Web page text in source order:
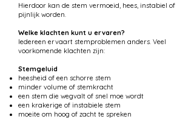
Hierdoor kan de stem vermoeid, hees, instabiel of
pijnlijk worden.
Welke klachten kunt u ervaren?
Iedereen ervaart stemproblemen anders. Veel
voorkomende klachten zijn:
Stemgeluid
heesheid of een schorre stem
minder volume of stemkracht
een stem die wegvalt of snel moe wordt
een krakerige of instabiele stem
moeite om hoog of zacht te spreken